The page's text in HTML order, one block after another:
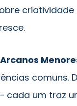
Arcanos
comuns.
cada um traz